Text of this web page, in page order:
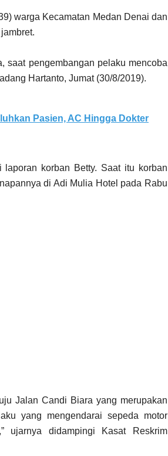
warga Kecamatan Medan Denai dan
saat pengembangan pelaku mencoba
Hartanto, Jumat (30/8/2019).
Pasien, AC Hingga Dokter
korban Betty. Saat itu korban
di Adi Mulia Hotel pada Rabu
Jalan Candi Biara yang merupakan
yang mengendarai sepeda motor
ujarnya didampingi Kasat Reskrim